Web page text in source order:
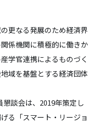
更なる発展のため経済界
係機関に積極的に働きか
学官連携によるものづく
域を基盤とする経済団体
談会は、2019年策定し
る「スマート・リージョ